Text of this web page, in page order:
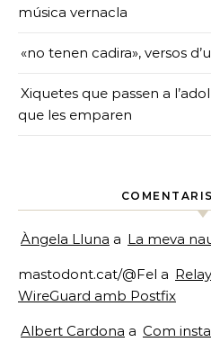
música vernacla
«no tenen cadira», versos
Xiquetes que passen a
que les emparen
Àngela Lluna a La meva
mastodont.cat/@Fel a
WireGuard amb Postfix
Albert Cardona a Com